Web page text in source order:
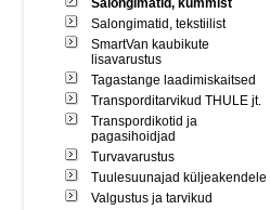
Salongimatid, kummist
Salongimatid, tekstiilist
SmartVan kaubikute
lisavarustus
Tagastange laadimiskaitsed
Transporditarvikud THULE jt.
Transpordikotid ja
pagasihoidjad
Turvavarustus
Tuulesuunajad küljeakendele
Valgustus ja tarvikud